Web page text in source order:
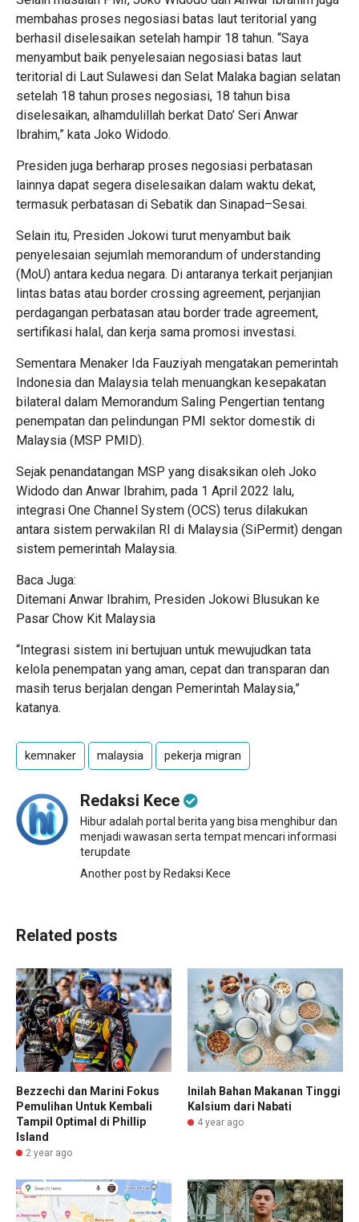
membahas proses negosiasi batas laut teritorial yang
berhasil diselesaikan setelah hampir 18 tahun. “Saya
menyambut baik penyelesaian negosiasi batas laut
teritorial di Laut Sulawesi dan Selat Malaka bagian selatan
setelah 18 tahun proses negosiasi, 18 tahun bisa
diselesaikan, alhamdulillah berkat Dato’ Seri Anwar
Ibrahim,” kata Joko Widodo.
Presiden juga berharap proses negosiasi perbatasan
lainnya dapat segera diselesaikan dalam waktu dekat,
termasuk perbatasan di Sebatik dan Sinapad–Sesai.
Selain itu, Presiden Jokowi turut menyambut baik
penyelesaian sejumlah memorandum of understanding
(MoU) antara kedua negara. Di antaranya terkait perjanjian
lintas batas atau border crossing agreement, perjanjian
perdagangan perbatasan atau border trade agreement,
sertifikasi halal, dan kerja sama promosi investasi.
Sementara Menaker Ida Fauziyah mengatakan pemerintah
Indonesia dan Malaysia telah menuangkan kesepakatan
bilateral dalam Memorandum Saling Pengertian tentang
penempatan dan pelindungan PMI sektor domestik di
Malaysia (MSP PMID).
Sejak penandatangan MSP yang disaksikan oleh Joko
Widodo dan Anwar Ibrahim, pada 1 April 2022 lalu,
integrasi One Channel System (OCS) terus dilakukan
antara sistem perwakilan RI di Malaysia (SiPermit) dengan
sistem pemerintah Malaysia.
Baca Juga:
Ditemani Anwar Ibrahim, Presiden Jokowi Blusukan ke
Pasar Chow Kit Malaysia
“Integrasi sistem ini bertujuan untuk mewujudkan tata
kelola penempatan yang aman, cepat dan transparan dan
masih terus berjalan dengan Pemerintah Malaysia,”
katanya.
kemnaker malaysia pekerja migran
Redaksi Kece
Hibur adalah portal berita yang bisa menghibur dan
menjadi wawasan serta tempat mencari informasi
terupdate
Another post by Redaksi Kece
Related posts
Bezzechi dan Marini Fokus
Pemulihan Untuk Kembali
Tampil Optimal di Phillip
Island
2 year ago
Inilah Bahan Makanan Tinggi
Kalsium dari Nabati
4 year ago